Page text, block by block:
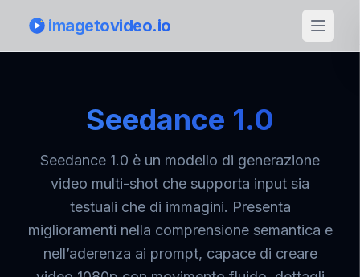
imagetovideo.io
Seedance 1.0
Seedance 1.0 è un modello di generazione
video multi-shot che supporta input sia
testuali che di immagini. Presenta
miglioramenti nella comprensione semantica e
nell’aderenza ai prompt, capace di creare